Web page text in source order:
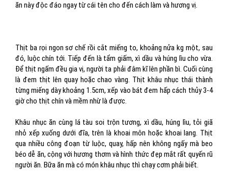
ăn này độc đáo ngay từ cái tên cho đến cách làm và hương vị.
Thịt ba rọi ngon sơ chế rồi cắt miếng to, khoảng nửa kg một, sau
đó, luộc chín tới. Tiếp đến là tẩm giấm, xì dầu và húng lìu cho vừa.
Để thịt ngấm đều gia vị, người ta phải đâm kĩ lên phần bì. Cuối cùng
là đem thịt lên quay hoặc chao vàng. Thịt khâu nhục thái thành
từng miếng dày khoảng 1.5cm, xếp vào bát đem hấp cách thủy 3-4
giờ cho thịt chín và mềm nhừ là được.
Khâu nhục ăn cùng lá tàu soi trộn tương, xì dầu, húng lìu, tỏi giã
nhỏ xếp xuống dưới đĩa, trên là khoai môn hoặc khoai lang. Thịt
qua nhiều công đoạn từ luộc, quay, hấp nên không ngấy mà beo
béo dễ ăn, cộng với hương thơm và hình thức đẹp mắt rất quyến rũ
người ăn. Bữa ăn mà có món khâu nhục thì chạy cơm phải biết.